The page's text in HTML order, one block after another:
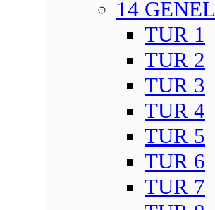
14 GENEL
TUR 1
TUR 2
TUR 3
TUR 4
TUR 5
TUR 6
TUR 7